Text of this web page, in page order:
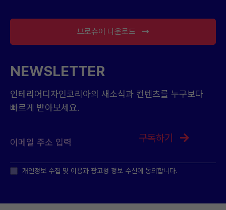
브로슈어 다운로드
NEWSLETTER
인테리어디자인코리아의 새소식과 컨텐츠를 누구보다
빠르게 받아보세요.
구독하기
개인정보 수집 및 이용과 광고성 정보 수신에 동의합니다.